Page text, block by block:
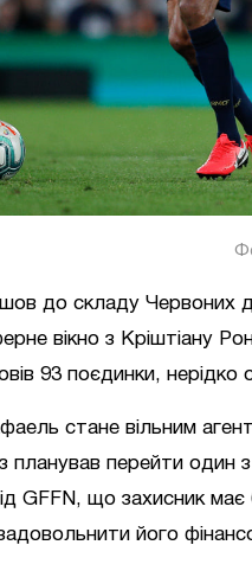
до складу Червоних
вікно з Кріштіану
93 поєдинки,
стане вільним
перейти один з
GFFN, що захисник
його